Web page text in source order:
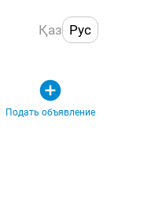
Қаз Рус
Подать объявление